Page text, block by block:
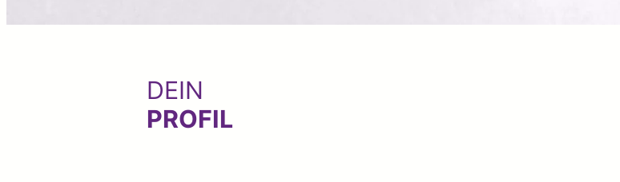
DEIN
PROFIL